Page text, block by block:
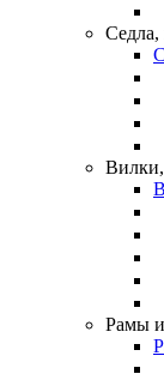
Седла,
Рамы